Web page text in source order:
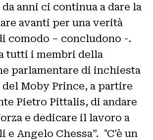
anni ci continua a dare la
avanti per una verità
comodo – concludono -.
tutti i membri della
parlamentare di inchiesta
Moby Prince, a partire
Pietro Pittalis, di andare
e dedicare il lavoro a
e Angelo Chessa”. "C’è un